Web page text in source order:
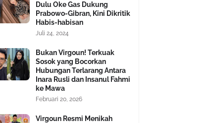
Dulu Oke Gas Dukung
Prabowo-Gibran, Kini Dikritik
Habis-habisan
Juli 24, 2024
Bukan Virgoun! Terkuak
Sosok yang Bocorkan
Hubungan Terlarang Antara
Inara Rusli dan Insanul Fahmi
ke Mawa
Februari 20, 2026
Virgoun Resmi Menikah